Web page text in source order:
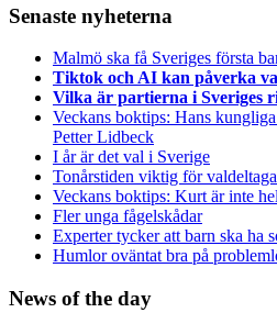
Senaste nyheterna
Malmö ska få Sveriges första
Tiktok och AI kan påverka
Vilka är partierna i Sveriges
Veckans boktips: Hans
Petter Lidbeck
I år är det val i Sverige
Tonårstiden viktig för
Veckans boktips: Kurt är inte
Fler unga fågelskådar
Experter tycker att barn ska ha
Humlor oväntat bra på
News of the day